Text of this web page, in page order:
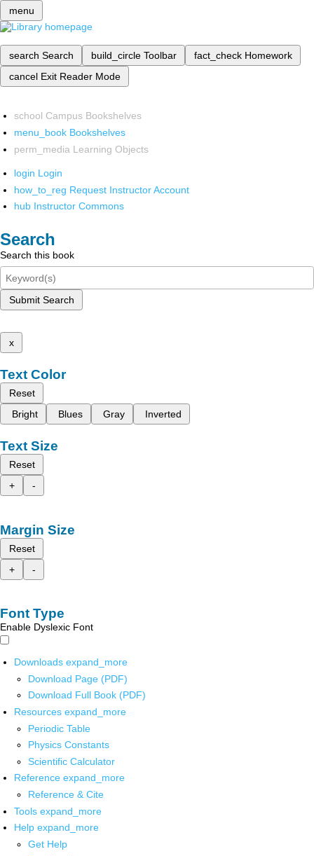
menu
search Search build_circle Toolbar fact_check Homework
cancel Exit Reader Mode
school Campus Bookshelves
menu_book Bookshelves
perm_media Learning Objects
login Login
how_to_reg Request Instructor Account
hub Instructor Commons
Search
Search this book
Submit Search
x
Text Color
Reset
Bright
Blues Gray Inverted
Text Size
Reset
+
-
Margin Size
Reset
+
-
Font Type
Enable Dyslexic Font
Downloads expand_more
Download Page (PDF)
Download Full Book (PDF)
Resources expand_more
Periodic Table
Physics Constants
Scientific Calculator
Reference expand_more
Reference & Cite
Tools expand_more
Help expand_more
Get Help